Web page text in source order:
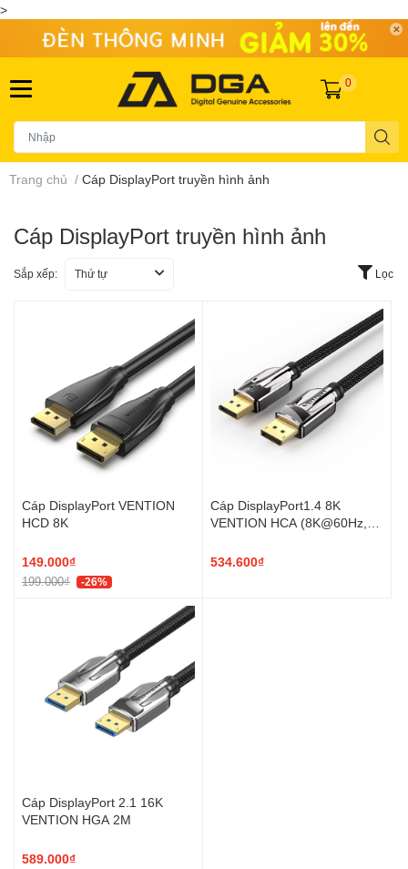
>
0
Trang chủ / Cáp DisplayPort truyền hình ảnh
Cáp DisplayPort truyền hình ảnh
Sắp xếp: Thứ tự Lọc
Cáp DisplayPort VENTION
HCD 8K
149.000₫
199.000₫ -26%
Cáp DisplayPort1.4 8K
VENTION HCA (8K@60Hz,
bit Audio Channel, Support
534.600₫
Cáp DisplayPort 2.1 16K
VENTION HGA 2M
589.000₫